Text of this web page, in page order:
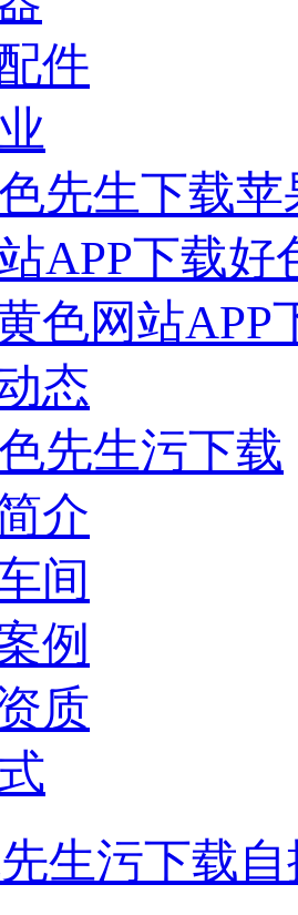
件
先生下载
APP下载好
色网站APP
态
先生污下载
介
间
例
质
生污下载